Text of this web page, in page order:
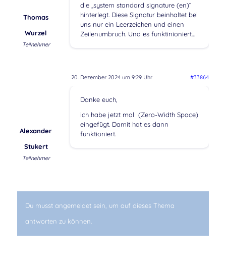
Thomas
Wurzel
Teilnehmer
die „system standard signature (en)“
hinterlegt. Diese Signatur beinhaltet bei
uns nur ein Leerzeichen und einen
Zeilenumbruch. Und es funktinioniert…
20. Dezember 2024 um 9:29 Uhr #33864
Alexander
Stukert
Teilnehmer
Danke euch,
ich habe jetzt mal ​ (Zero-Width Space)
eingefügt. Damit hat es dann
funktioniert.
Du musst angemeldet sein, um auf dieses Thema
antworten zu können.